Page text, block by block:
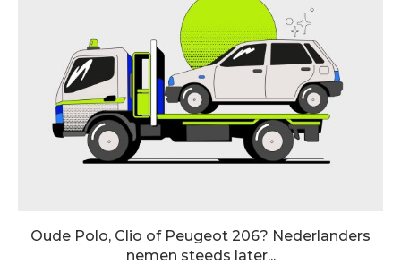
Oude Polo, Clio of Peugeot 206? Nederlanders
nemen steeds later...